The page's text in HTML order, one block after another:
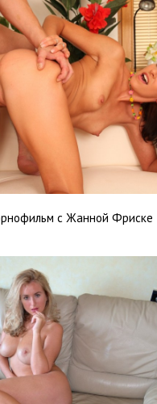
с Жанной Фриске